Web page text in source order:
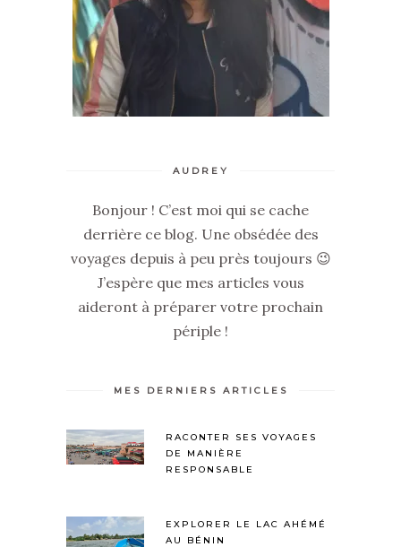
AUDREY
Bonjour ! C’est moi qui se cache
derrière ce blog. Une obsédée des
voyages depuis à peu près toujours 😉
J’espère que mes articles vous
aideront à préparer votre prochain
périple !
MES DERNIERS ARTICLES
RACONTER SES VOYAGES
DE MANIÈRE
RESPONSABLE
EXPLORER LE LAC AHÉMÉ
AU BÉNIN